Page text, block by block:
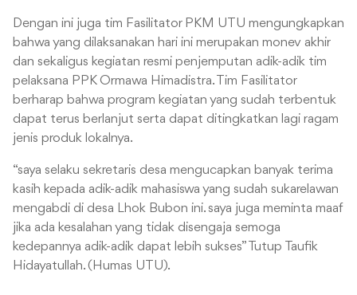
Dengan ini juga tim Fasilitator PKM UTU mengungkapkan
bahwa yang dilaksanakan hari ini merupakan monev akhir
dan sekaligus kegiatan resmi penjemputan adik-adik tim
pelaksana PPK Ormawa Himadistra. Tim Fasilitator
berharap bahwa program kegiatan yang sudah terbentuk
dapat terus berlanjut serta dapat ditingkatkan lagi ragam
jenis produk lokalnya.
“saya selaku sekretaris desa mengucapkan banyak terima
kasih kepada adik-adik mahasiswa yang sudah sukarelawan
mengabdi di desa Lhok Bubon ini. saya juga meminta maaf
jika ada kesalahan yang tidak disengaja semoga
kedepannya adik-adik dapat lebih sukses” Tutup Taufik
Hidayatullah. (Humas UTU).